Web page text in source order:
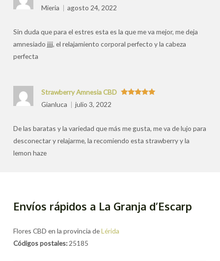
Valorado
con5
Mieria
agosto 24, 2022
Sin duda que para el estres esta es la que me va mejor, me deja
amnesiado jjjj, el relajamiento corporal perfecto y la cabeza
perfecta
Strawberry Amnesia CBD
Gianluca
julio 3, 2022
De las baratas y la variedad que más me gusta, me va de lujo para
desconectar y relajarme, la recomiendo esta strawberry y la
lemon haze
Envíos rápidos a La Granja d’Escarp
Flores CBD en la provincia deLérida
Códigos postales: 25185